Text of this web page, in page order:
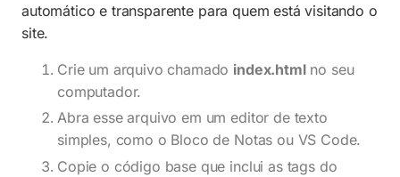
automático e transparente para quem está visitando o
site.
Crie um arquivo chamado index.htmlno seu
computador.
Abra esse arquivo em um editor de texto
simples, como o Bloco de Notas ou VS Code.
Copie o código base que inclui as tags do